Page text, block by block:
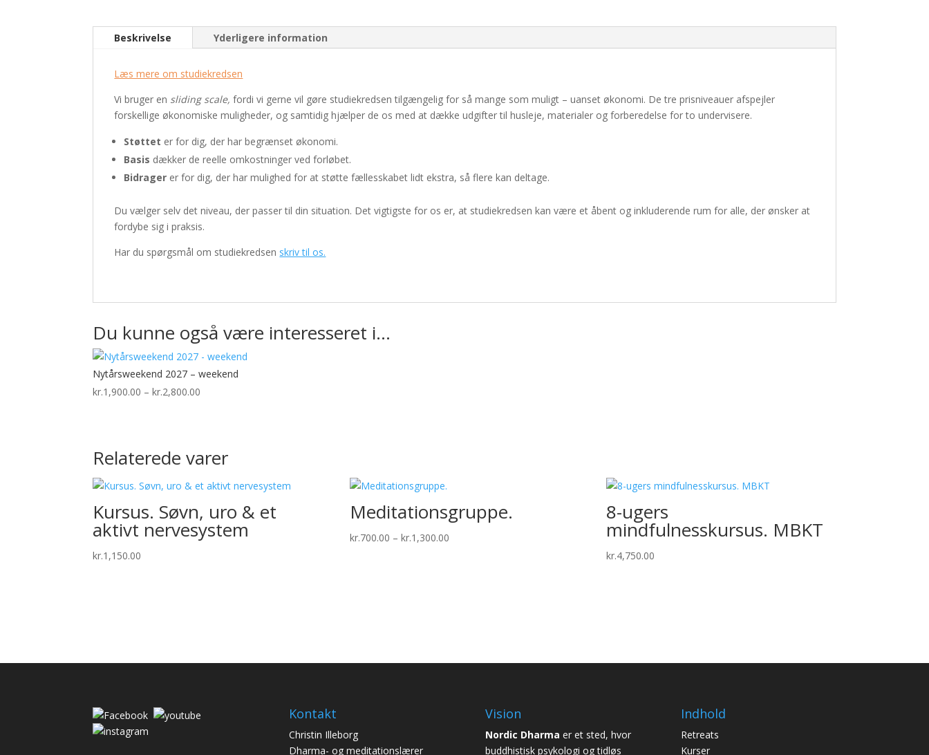
Beskrivelse Yderligere information
Læs mere om studiekredsen
Vi bruger en sliding scale, fordi vi gerne vil gøre studiekredsen tilgængelig for så mange som muligt – uanset økonomi. De tre prisniveauer afspejler
forskellige økonomiske muligheder, og samtidig hjælper de os med at dække udgifter til husleje, materialer og forberedelse for to undervisere.
Støttet er for dig, der har begrænset økonomi.
Basis dækker de reelle omkostninger ved forløbet.
Bidrager er for dig, der har mulighed for at støtte fællesskabet lidt ekstra, så flere kan deltage.
Du vælger selv det niveau, der passer til din situation. Det vigtigste for os er, at studiekredsen kan være et åbent og inkluderende rum for alle, der ønsker at
fordybe sig i praksis.
Har du spørgsmål om studiekredsen skriv til os.
Du kunne også være interesseret i…
Nytårsweekend 2027 – weekend
kr.1,900.00 – kr.2,800.00
Relaterede varer
Kursus. Søvn, uro & et
aktivt nervesystem
kr.1,150.00
Meditationsgruppe.
kr.700.00 – kr.1,300.00Prisinterval:
8-ugers
mindfulnesskursus. MBKT
kr.4,750.00
Kontakt
Christin Illeborg
Dharma- og meditationslærer
Vision
Nordic Dharma er et sted, hvor
buddhistisk psykologi og tidløs
Indhold
Retreats
Kurser